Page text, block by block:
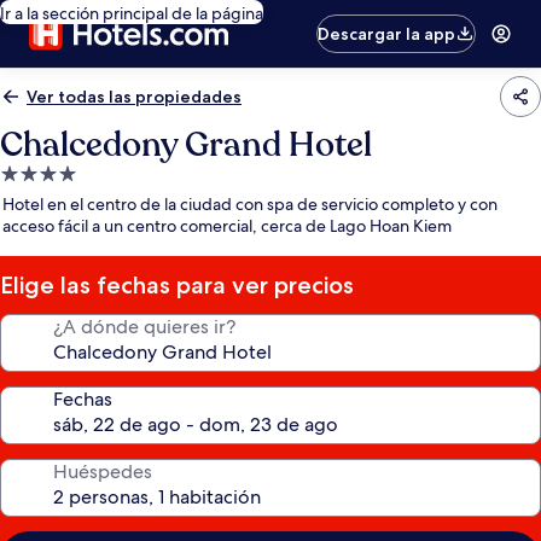
Ir a la sección principal de la página
Descargar la app
Ver todas las propiedades
Chalcedony Grand Hotel
Propiedad
de
4.0
estrellas
Hotel en el centro de la ciudad con spa de servicio completo y con
acceso fácil a un centro comercial, cerca de Lago Hoan Kiem
Elige las fechas para ver precios
¿A dónde quieres ir?
Fechas
Huéspedes